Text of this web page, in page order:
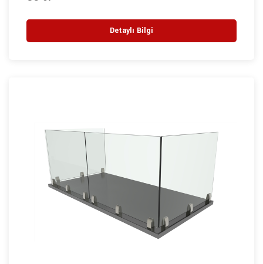
Detaylı Bilgi